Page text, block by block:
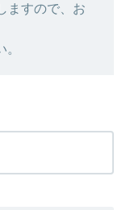
ますので、お